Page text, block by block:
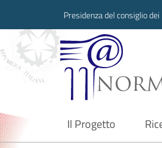
Presidenza del consiglio
Il Progetto
current